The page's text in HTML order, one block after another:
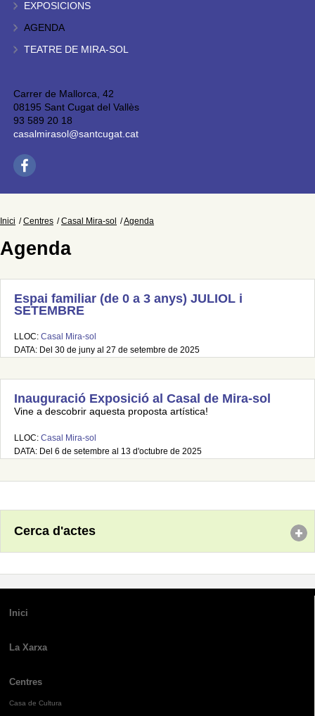
EXPOSICIONS
AGENDA
TEATRE DE MIRA-SOL
Carrer de Mallorca, 42
08195 Sant Cugat del Vallès
93 589 20 18
casalmirasol@santcugat.cat
Inici Centres Casal Mira-sol Agenda
Agenda
Espai familiar (de 0 a 3 anys) JULIOL i
SETEMBRE
LLOC: Casal Mira-sol
DATA: Del 30 de juny al 27 de setembre de 2025
Inauguració Exposició al Casal de Mira-sol
Vine a descobrir aquesta proposta artística!
LLOC: Casal Mira-sol
DATA: Del 6 de setembre al 13 d'octubre de 2025
Cerca d'actes
Inici
La Xarxa
Centres
Casa de Cultura